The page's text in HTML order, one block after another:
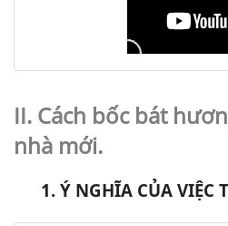
II. Cách bốc bát
nhà mới.
1. Ý NGHĨA CỦA VIỆC